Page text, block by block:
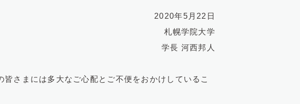
2020年5月22日
札幌学院大学
学長 河西邦人
さまには多大なご心配とご不便をおかけしているこ